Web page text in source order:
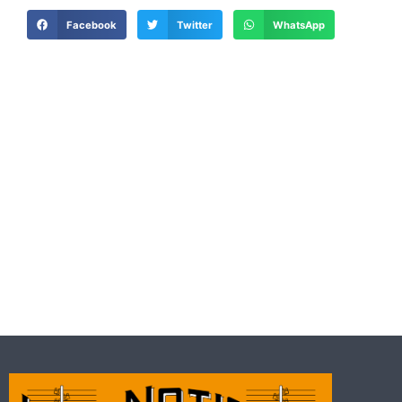
Facebook Twitter WhatsApp